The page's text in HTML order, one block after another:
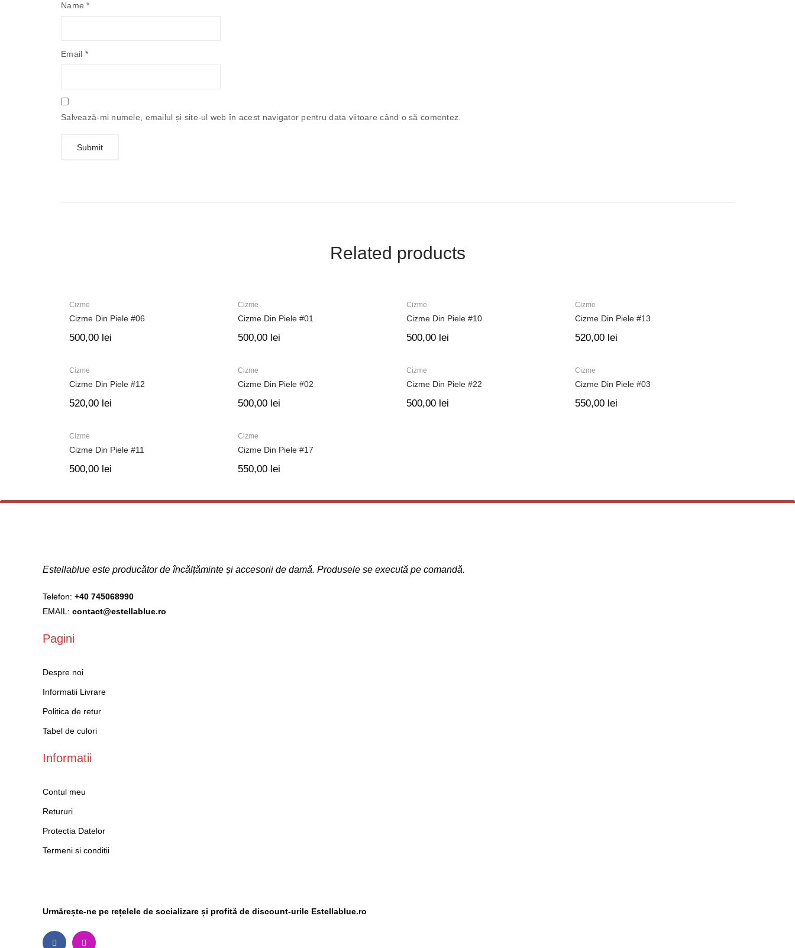
Name*
Email *
Salvează-mi numele, emailul și site-ul web în acest navigator pentru data viitoare când o să comentez.
Related products
Cizme
Cizme Din Piele #06
500,00 lei
Cizme
Cizme Din Piele #01
500,00 lei
Cizme
Cizme Din Piele #10
500,00 lei
Cizme
Cizme Din Piele #13
520,00 lei
Cizme
Cizme Din Piele #12
520,00 lei
Cizme
Cizme Din Piele #02
500,00 lei
Cizme
Cizme Din Piele #22
500,00 lei
Cizme
Cizme Din Piele #03
550,00 lei
Cizme
Cizme Din Piele #11
500,00 lei
Cizme
Cizme Din Piele #17
550,00 lei
Estellablue este producător de încălțăminte și accesorii de damă. Produsele se execută pe comandă.
Telefon: +40 745068990
EMAIL: contact@estellablue.ro
Pagini
Despre noi
Informatii Livrare
Politica de retur
Tabel de culori
Informatii
Contul meu
Retururi
Protectia Datelor
Termeni si conditii
Urmărește-ne pe rețelele de socializare și profită de discount-urile Estellablue.ro